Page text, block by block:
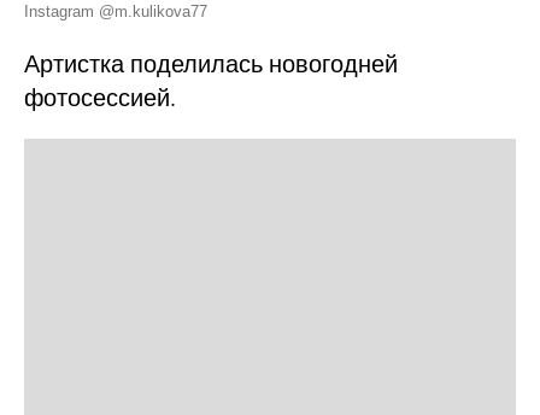
Instagram @m.kulikova77
Артистка поделилась новогодней
фотосессией.